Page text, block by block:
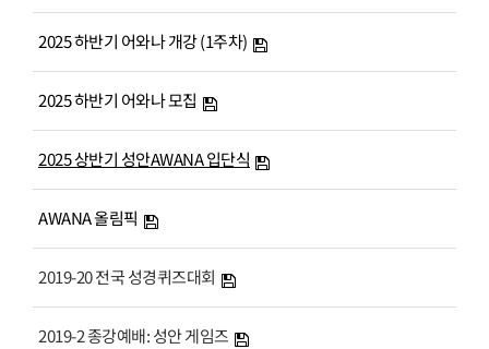
# 첨부 25.KakaoTalk_Photo_2025-04-22-14-16-19-81.jpeg
# 첨부 26.KakaoTalk_Photo_2025-04-22-14-16-19-82.jpeg
# 첨부 28.KakaoTalk_Photo_2025-04-22-14-16-19-85.jpeg
# 첨부 30.KakaoTalk_Photo_2025-04-22-14-16-19-88.jpeg
# 첨부 31.KakaoTalk_Photo_2025-04-22-14-16-19-93.jpeg
# 첨부 33.KakaoTalk_Photo_2025-04-22-14-21-06-9.jpeg
# 첨부 34.단체.jpeg
2025 하반기 어와나 개강 (1주차)
2025 하반기 어와나 모집
2025 상반기 성안AWANA 입단식
AWANA 올림픽
2019-20 전국 성경퀴즈대회
2019-2 종강예배: 성안 게임즈